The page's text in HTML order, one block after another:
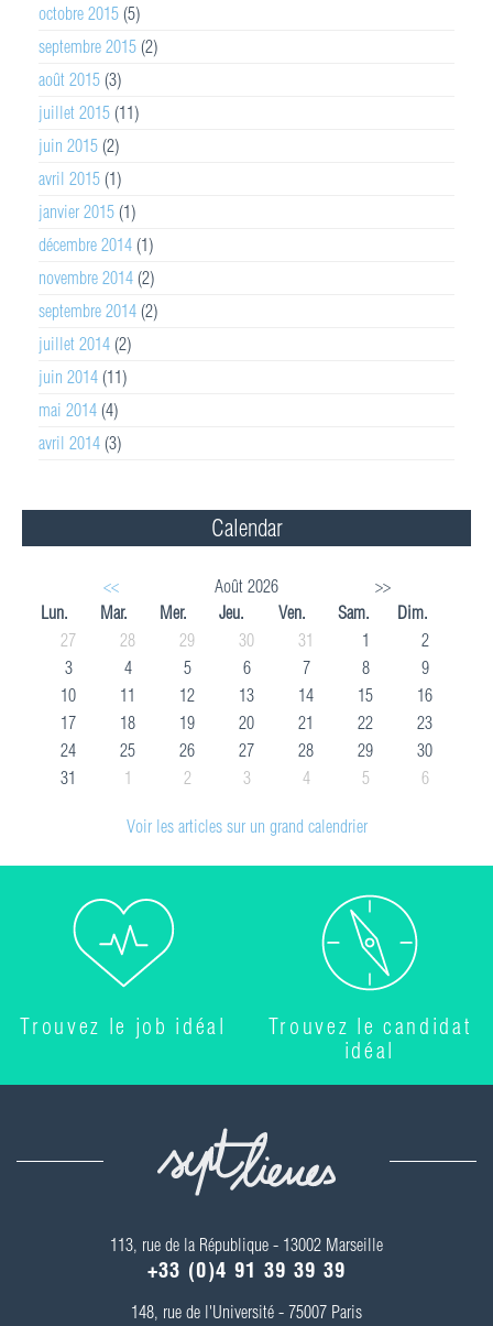
octobre 2015 (5)
septembre 2015 (2)
août 2015 (3)
juillet 2015 (11)
juin 2015 (2)
avril 2015 (1)
janvier 2015 (1)
décembre 2014 (1)
novembre 2014 (2)
septembre 2014 (2)
juillet 2014 (2)
juin 2014 (11)
mai 2014 (4)
avril 2014 (3)
Calendar
<< Août 2026
>>
Lun.
Mar. Mer. Jeu. Ven. Sam.
Dim.
27
28 29 30 31 1
2
3
4 5 6 7 8
9
10
11 12 13 14 15
16
17
18 19 20 21 22
23
24
25 26 27 28 29
30
31
1 2 3 4 5 6
Voir les articles sur un grand calendrier
Trouvez le job idéal
Trouvez le candidat
idéal
113, rue de la République - 13002 Marseille
+33 (0)4 91 39 39 39
148, rue de l'Université - 75007 Paris